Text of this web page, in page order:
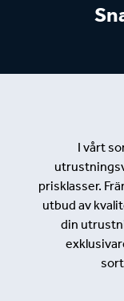
I vårt
prisklasser.
utbud av
din